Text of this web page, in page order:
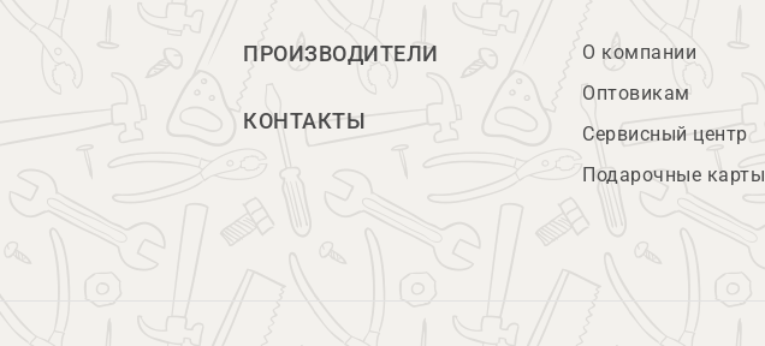
ПРОИЗВОДИТЕЛИ
КОНТАКТЫ
О компании
Оптовикам
Сервисный центр
Подарочные карты